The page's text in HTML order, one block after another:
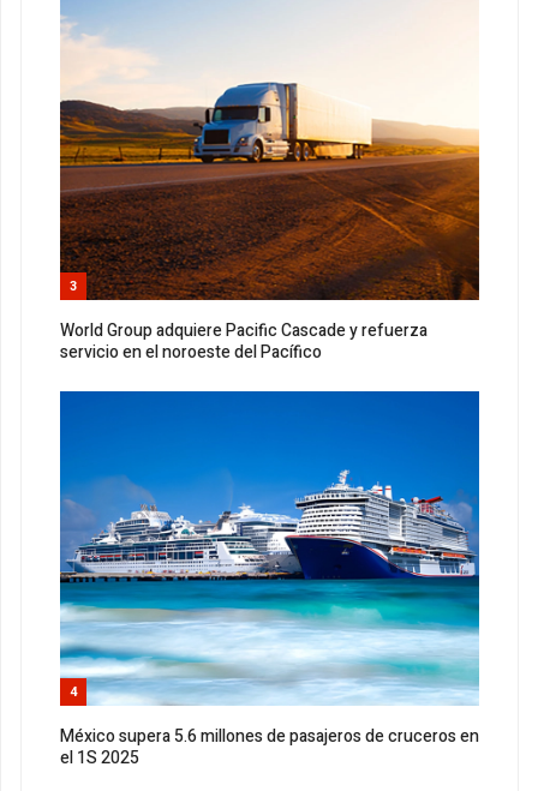
3
World Group adquiere Pacific Cascade y refuerza
servicio en el noroeste del Pacífico
4
México supera 5.6 millones de pasajeros de cruceros en
el 1S 2025